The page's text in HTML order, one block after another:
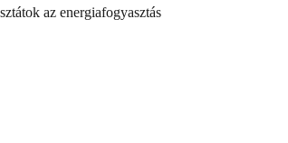
az energiafogyasztás